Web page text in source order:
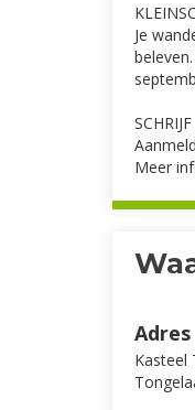
Je
Meer
Adres
Kasteel